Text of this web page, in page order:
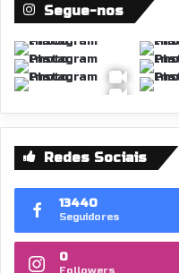
Segue-nos
Redes Sociais
13440
Seguidores
0
Followers